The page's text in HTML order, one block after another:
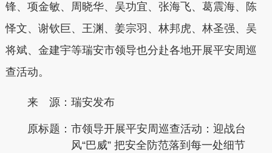
锋、项金敏、周晓华、吴功宜、张海飞、葛震海、陈
怿文、谢钦巨、王渊、姜宗羽、林邦虎、林圣强、吴
将斌、金建宇等瑞安市领导也分赴各地开展平安周巡
查活动。
来 源：瑞安发布
原标题： 市领导开展平安周巡查活动：迎战台
风“巴威” 把安全防范落到每一处细节